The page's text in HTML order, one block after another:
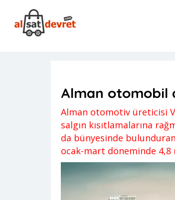
Alman otomobil
Alman otomotiv üreticisi
salgın kısıtlamalarına
da bünyesinde
ocak-mart döneminde